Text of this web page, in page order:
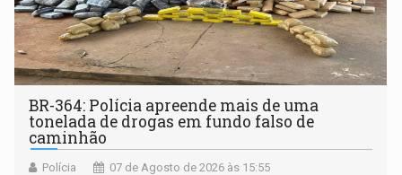
BR-364: Polícia apreende mais de uma
tonelada de drogas em fundo falso de
caminhão
Polícia 07 de Agosto de 2026 às 15:55